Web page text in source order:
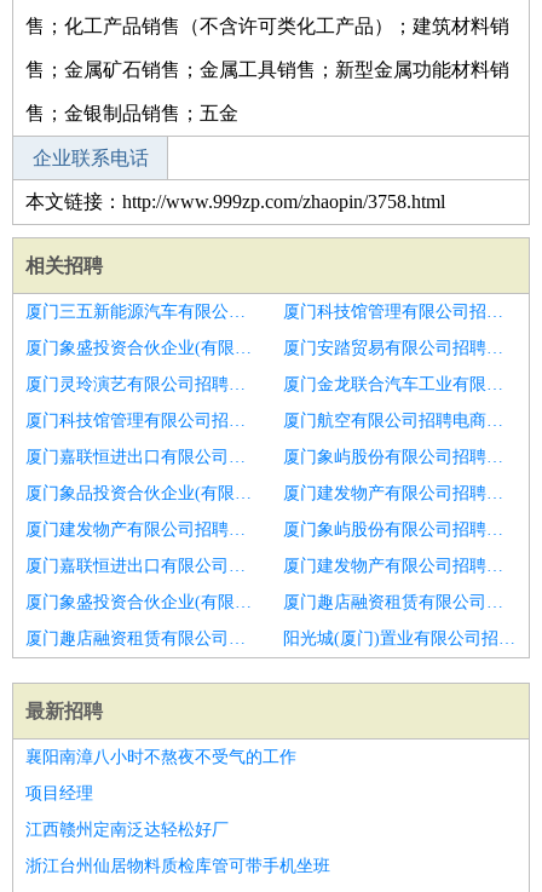
售；化工产品销售（不含许可类化工产品）；建筑材料销
售；金属矿石销售；金属工具销售；新型金属功能材料销
售；金银制品销售；五金
企业联系电话
本文链接：http://www.999zp.com/zhaopin/3758.html
相关招聘
厦门三五新能源汽车有限公司招聘智能化项目总监
厦门科技馆管理有限公司招聘投资高级经理副总监
厦门象盛投资合伙企业(有限合伙)招聘财务总监
厦门安踏贸易有限公司招聘财务总监
厦门灵玲演艺有限公司招聘应届生
厦门金龙联合汽车工业有限公司招聘机电专家总监
厦门科技馆管理有限公司招聘生产总监
厦门航空有限公司招聘电商客服总监
厦门嘉联恒进出口有限公司招聘财务总监
厦门象屿股份有限公司招聘连锁加盟总监
厦门象品投资合伙企业(有限合伙)招聘产品总监
厦门建发物产有限公司招聘理财总监
厦门建发物产有限公司招聘生管总监
厦门象屿股份有限公司招聘渠道经理
厦门嘉联恒进出口有限公司招聘供应链
厦门建发物产有限公司招聘物业增值服务总监
厦门象盛投资合伙企业(有限合伙)招聘渠道经理
厦门趣店融资租赁有限公司招聘技术研发总监
厦门趣店融资租赁有限公司招聘水利监理总监
阳光城(厦门)置业有限公司招聘宠物食品研发总监
最新招聘
襄阳南漳八小时不熬夜不受气的工作
项目经理
江西赣州定南泛达轻松好厂
浙江台州仙居物料质检库管可带手机坐班